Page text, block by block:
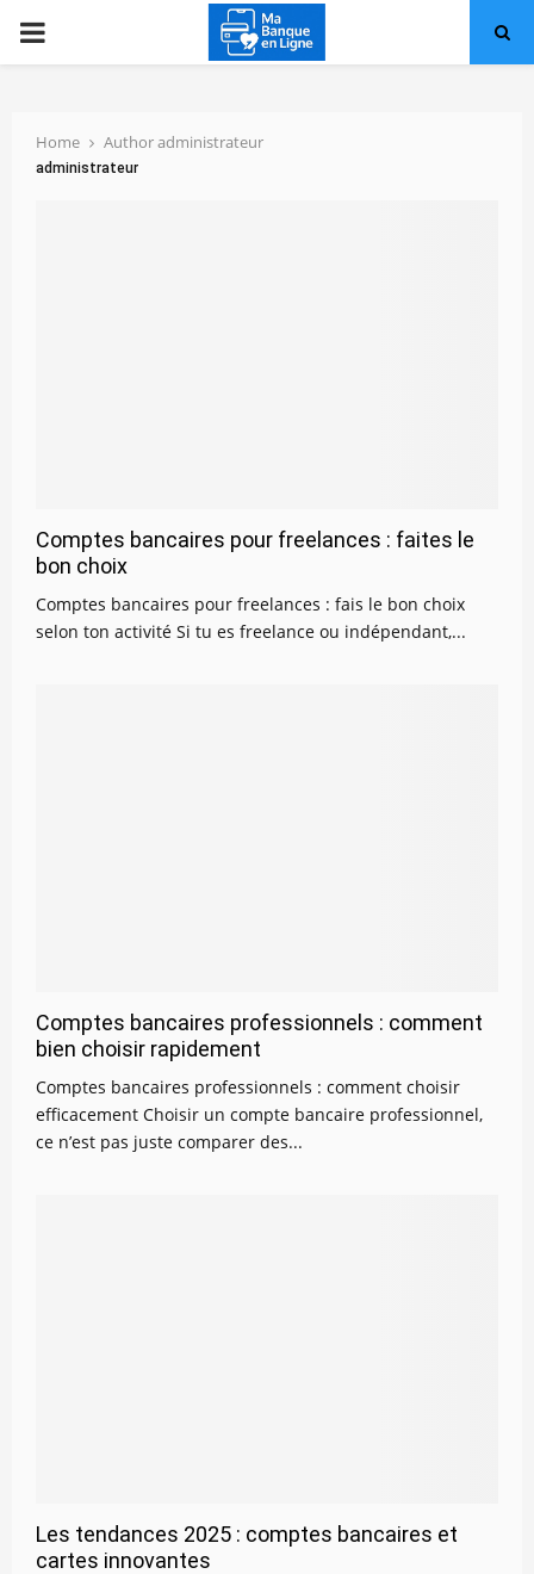
PRIMARY
Home Authoradministrateur
administrateur
Comptes bancaires pour freelances : faites le
bon choix
Comptes bancaires pour freelances : fais le bon choix
selon ton activité Si tu es freelance ou indépendant,...
Comptes bancaires professionnels : comment
bien choisir rapidement
Comptes bancaires professionnels : comment choisir
efficacement Choisir un compte bancaire professionnel,
ce n’est pas juste comparer des...
Les tendances 2025 : comptes bancaires et
cartes innovantes